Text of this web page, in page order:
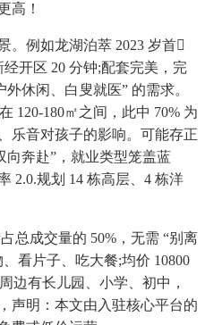
高！
例如龙湖泊萃 2023 岁首
开区 20 分钟;配套完美，完
休闲、白叟就医” 的需求。
120-180㎡之间，此中 70% 为
乐音对孩子的影响。可能存正
向奔赴”，就业类型笼盖蓝
2.0.规划 14 栋高层、4 栋洋
成交量的 50%，无需 “别离
看片子、吃大餐;均价 10800
边有长儿园、小学、初中，
声明：本文由入驻核心平台的